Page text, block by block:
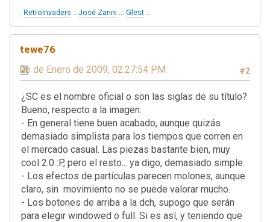
: RetroInvaders :: José Zanni .:. Glest :.
tewe76
#2
06 de Enero de 2009, 02:27:54 PM
¿SC es el nombre oficial o son las siglas de su título?
Bueno, respecto a la imagen:
- En general tiene buen acabado, aunque quizás
demasiado simplista para los tiempos que corren en
el mercado casual. Las piezas bastante bien, muy
cool 2.0 :P, pero el resto... ya digo, demasiado simple.
- Los efectos de partículas parecen molones, aunque
claro, sin movimiento no se puede valorar mucho.
- Los botones de arriba a la dch, supogo que serán
para elegir windowed o full. Si es así, y teniendo que